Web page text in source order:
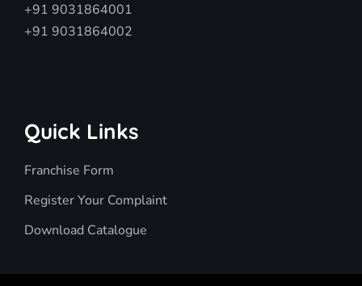
+91 9031864001
+91 9031864002
Quick Links
Franchise Form
Register Your Complaint
Download Catalogue